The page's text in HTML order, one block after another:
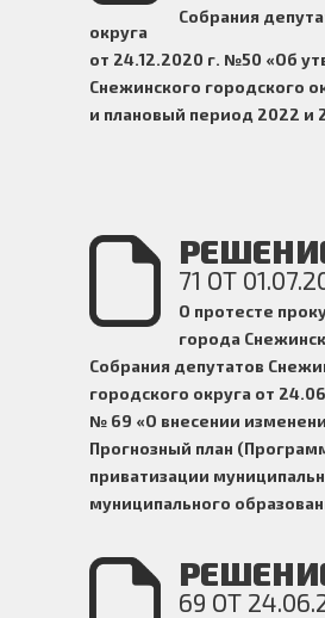
Собрания
округа
от 24.12.2020 г. №50 «Об
Снежинского городского
и плановый период 2022 и
71 ОТ
О протесте
города
Собрания депутатов
городского округа от
№ 69 «О внесении
Прогнозный план
приватизации
муниципального
69 ОТ